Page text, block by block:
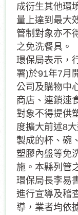
成衍生其他環
量上達到最大
管制對象亦不
之免洗餐具。
環保局表示，
署)於91年7月
公司及購物中
商店、連鎖速
對象不得提供
度擴大前述8
製成的杯、碗
塑膠內盤等免
施。本縣列管
環保局長李易
進行宣導及稽
導，業者均依